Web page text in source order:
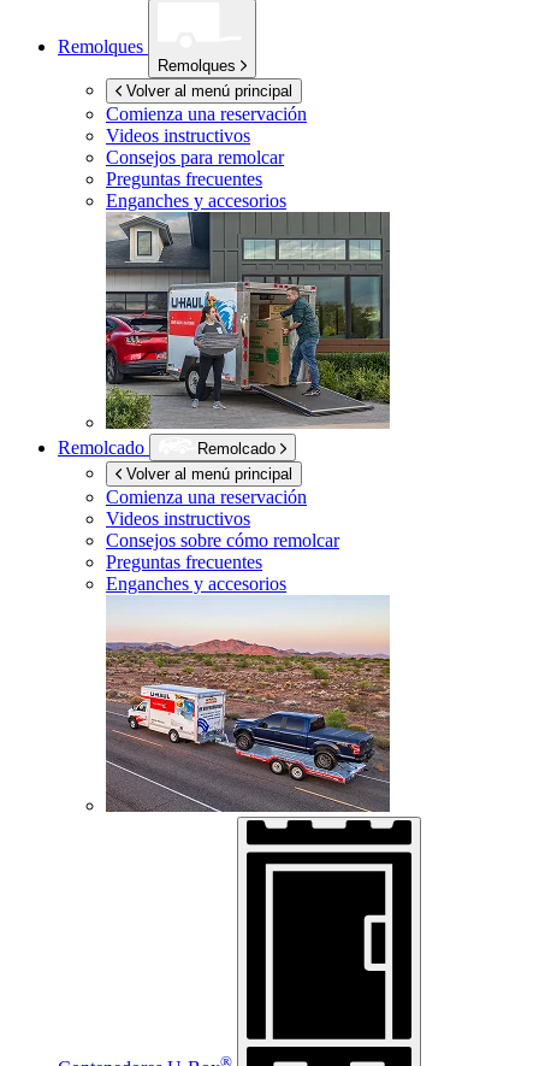
Remolques
Remolques
Volver al menú principal
Comienza una reservación
Videos instructivos
Consejos para remolcar
Preguntas frecuentes
Enganches y accesorios
Remolcado
Remolcado
Volver al menú principal
Comienza una reservación
Videos instructivos
Consejos sobre cómo remolcar
Preguntas frecuentes
Enganches y accesorios
®